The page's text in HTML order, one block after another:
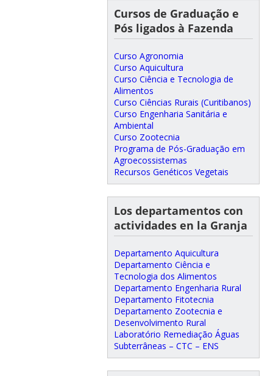
Cursos de Graduação e
Pós ligados à Fazenda
Curso Agronomia
Curso Aquicultura
Curso Ciência e Tecnologia de
Alimentos
Curso Ciências Rurais (Curitibanos)
Curso Engenharia Sanitária e
Ambiental
Curso Zootecnia
Programa de Pós-Graduação em
Agroecossistemas
Recursos Genéticos Vegetais
Los departamentos con
actividades en la Granja
Departamento Aquicultura
Departamento Ciência e
Tecnologia dos Alimentos
Departamento Engenharia Rural
Departamento Fitotecnia
Departamento Zootecnia e
Desenvolvimento Rural
Laboratório Remediação Águas
Subterrâneas – CTC – ENS